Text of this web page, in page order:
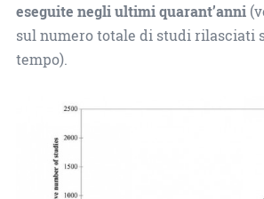
eseguite negli ultimi quarant’anni
sul numero totale di studi rilasciati
tempo).